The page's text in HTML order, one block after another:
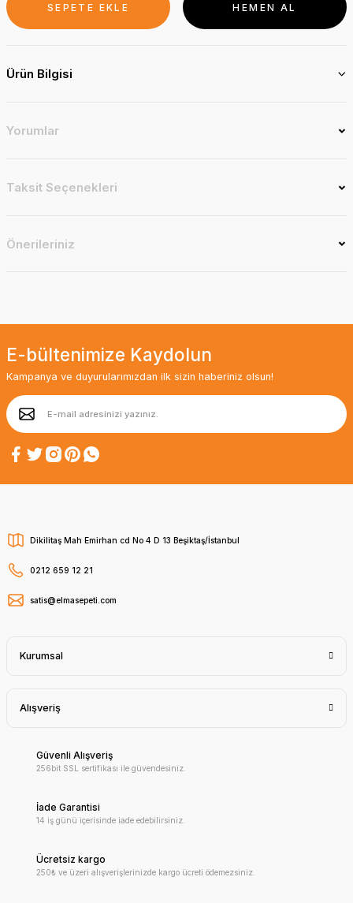
SEPETE EKLE HEMEN AL
Ürün Bilgisi
Yorumlar
Taksit Seçenekleri
Önerileriniz
E-bültenimize Kaydolun
Kampanya ve duyurularımızdan ilk sizin haberiniz olsun!
Dikilitaş Mah Emirhan cd No 4 D 13 Beşiktaş/İstanbul
0212 659 12 21
satis@elmasepeti.com
Kurumsal
Alışveriş
Güvenli Alışveriş
256bit SSL sertifikası ile güvendesiniz.
İade Garantisi
14 iş günü içerisinde iade edebilirsiniz.
Ücretsiz kargo
250₺ ve üzeri alışverişlerinizde kargo ücreti ödemezsiniz.